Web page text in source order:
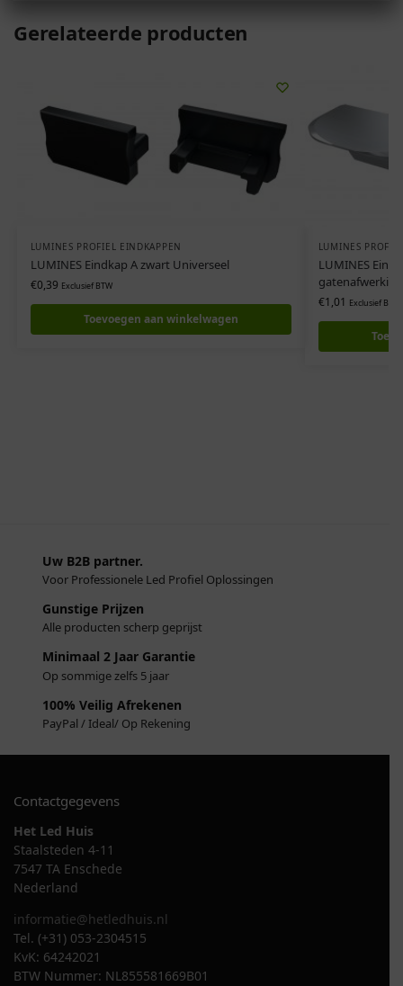
Gerelateerde producten
LUMINES PROFIEL EINDKAPPEN
LUMINES Eindkap A zwart Universeel
€0,39 Exclusief BTW
Toevoegen aan winkelwagen
LUMINES
LUMINES
€1,01 Exclusief BTW
Uw B2B partner.
Voor Professionele Led Profiel Oplossingen
Gunstige Prijzen
Alle producten scherp geprijst
Minimaal 2 Jaar Garantie
Op sommige zelfs 5 jaar
100% Veilig Afrekenen
PayPal / Ideal/ Op Rekening
Contactgegevens
Het Led Huis
Staalsteden 4-11
7547 TA Enschede
Nederland
informatie@hetledhuis.nl
Tel. (+31) 053-2304515
KvK: 64242021
BTW Nummer: NL855581669B01